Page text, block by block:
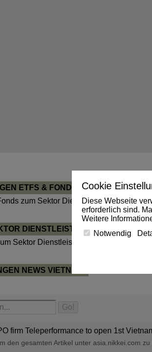
Cookie
Diese Webseite
erforderlich sind.
Weitere
Notwendig
ETFS & FONDS
zum Sektor Dienstleistungen
DIENSTLEISTUNGEN
Sektor Dienstleistungen bekannt.
NEWS VIETNAM
firm Teleperformance to open 1st
den gesamten Artikel unter asia.nikkei.com